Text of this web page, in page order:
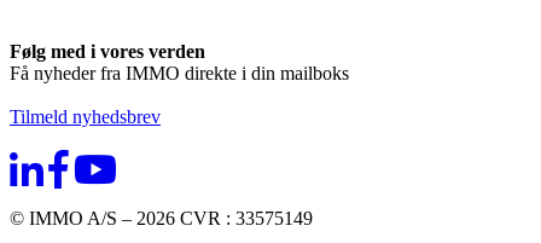
Følg med i vores verden
Få nyheder fra IMMO direkte i din mailboks
Tilmeld nyhedsbrev
© IMMO A/S – 2026 CVR : 33575149